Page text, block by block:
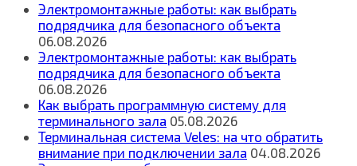
Электромонтажные работы: как выбрать
подрядчика для безопасного объекта
06.08.2026
Электромонтажные работы: как выбрать
подрядчика для безопасного объекта
06.08.2026
Как выбрать программную систему для
терминального зала 05.08.2026
Терминальная система Veles: на что обратить
внимание при подключении зала 04.08.2026